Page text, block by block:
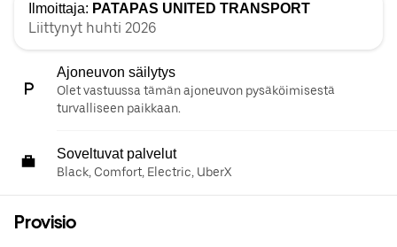
Ilmoittaja: PATAPAS UNITED TRANSPORT
Liittynyt huhti 2026
Ajoneuvon säilytys
Olet vastuussa tämän ajoneuvon pysäköimisestä
turvalliseen paikkaan.
Soveltuvat palvelut
Black, Comfort, Electric, UberX
Provisio